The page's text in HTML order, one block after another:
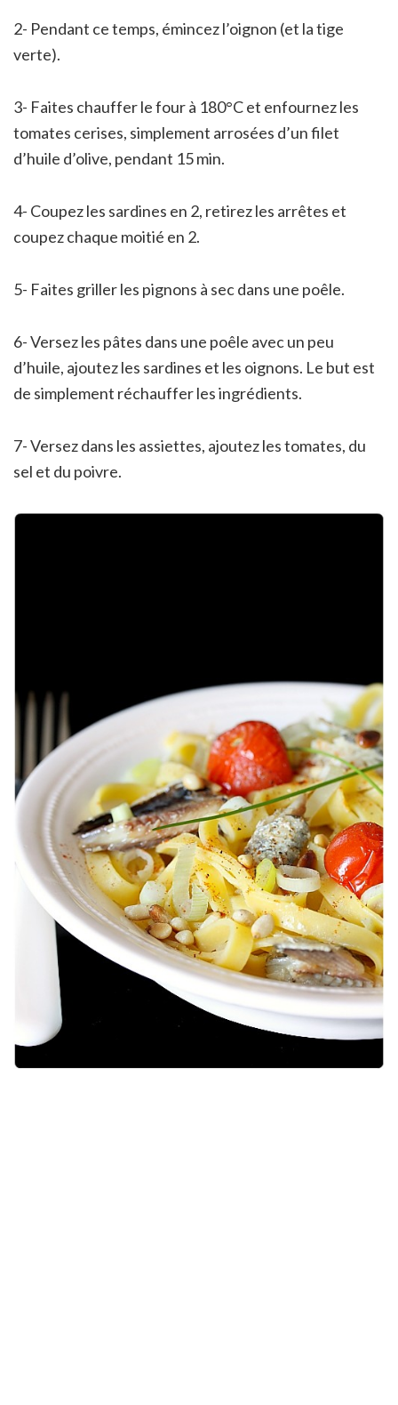
2- Pendant ce temps, émincez l’oignon (et la tige
verte).
3- Faites chauffer le four à 180°C et enfournez les
tomates cerises, simplement arrosées d’un filet
d’huile d’olive, pendant 15 min.
4- Coupez les sardines en 2, retirez les arrêtes et
coupez chaque moitié en 2.
5- Faites griller les pignons à sec dans une poêle.
6- Versez les pâtes dans une poêle avec un peu
d’huile, ajoutez les sardines et les oignons. Le but est
de simplement réchauffer les ingrédients.
7- Versez dans les assiettes, ajoutez les tomates, du
sel et du poivre.